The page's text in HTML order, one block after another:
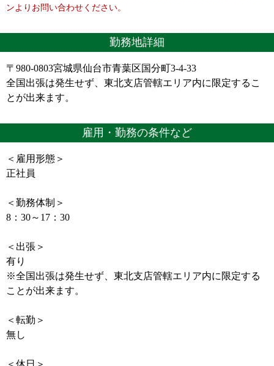
ンよりお問い合わせください。
勤務地詳細
〒980-0803宮城県仙台市青葉区国分町3-4-33
全国出張は発生せず、東北支店管轄エリア内に限定するこ
とが出来ます。
雇用・勤務の条件など
＜雇用形態＞
正社員
＜勤務体制＞
8：30～17：30
＜出張＞
有り
※全国出張は発生せず、東北支店管轄エリア内に限定する
ことが出来ます。
＜転勤＞
無し
＜休日＞